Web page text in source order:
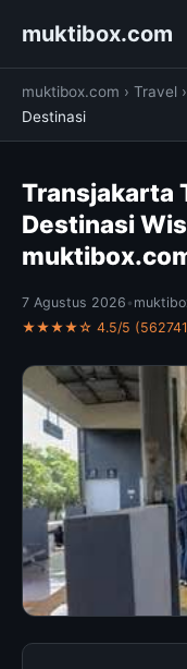
muktibox.com
muktibox.com › Travel ›
Destinasi
Transjakarta
Destinasi
7 Agustus 2026 •
★★★★☆ 4.5/5 (562741